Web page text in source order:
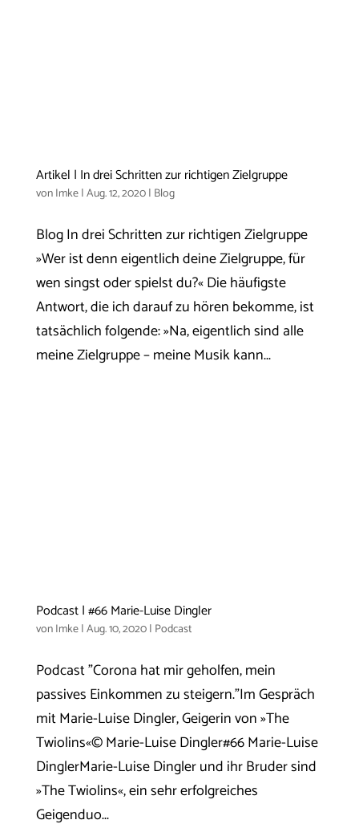
Artikel | In drei Schritten zur richtigen Zielgruppe
vonImke|Aug. 12, 2020| Blog
Blog In drei Schritten zur richtigen Zielgruppe
»Wer ist denn eigentlich deine Zielgruppe, für
wen singst oder spielst du?« Die häufigste
Antwort, die ich darauf zu hören bekomme, ist
tatsächlich folgende: »Na, eigentlich sind alle
meine Zielgruppe – meine Musik kann...
Podcast | #66 Marie-Luise Dingler
vonImke|Aug. 10, 2020| Podcast
Podcast "Corona hat mir geholfen, mein
passives Einkommen zu steigern."Im Gespräch
mit Marie-Luise Dingler, Geigerin von »The
Twiolins«© Marie-Luise Dingler#66 Marie-Luise
DinglerMarie-Luise Dingler und ihr Bruder sind
»The Twiolins«, ein sehr erfolgreiches
Geigenduo...